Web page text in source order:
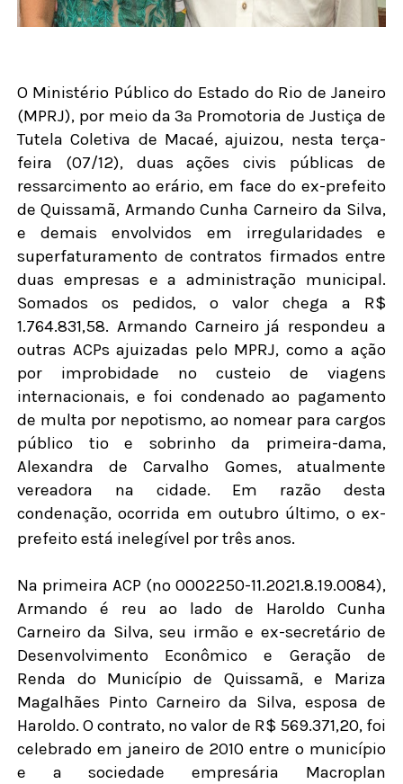
O Ministério Público do Estado do Rio de Janeiro
(MPRJ), por meio da 3ª Promotoria de Justiça de
Tutela Coletiva de Macaé, ajuizou, nesta terça-
feira (07/12), duas ações civis públicas de
ressarcimento ao erário, em face do ex-prefeito
de Quissamã, Armando Cunha Carneiro da Silva,
e demais envolvidos em irregularidades e
superfaturamento de contratos firmados entre
duas empresas e a administração municipal.
Somados os pedidos, o valor chega a R$
1.764.831,58. Armando Carneiro já respondeu a
outras ACPs ajuizadas pelo MPRJ, como a ação
por improbidade no custeio de viagens
internacionais, e foi condenado ao pagamento
de multa por nepotismo, ao nomear para cargos
público tio e sobrinho da primeira-dama,
Alexandra de Carvalho Gomes, atualmente
vereadora na cidade. Em razão desta
condenação, ocorrida em outubro último, o ex-
prefeito está inelegível por três anos.
Na primeira ACP (nº 0002250-11.2021.8.19.0084),
Armando é reu ao lado de Haroldo Cunha
Carneiro da Silva, seu irmão e ex-secretário de
Desenvolvimento Econômico e Geração de
Renda do Município de Quissamã, e Mariza
Magalhães Pinto Carneiro da Silva, esposa de
Haroldo. O contrato, no valor de R$ 569.371,20, foi
celebrado em janeiro de 2010 entre o município
e a sociedade empresária Macroplan